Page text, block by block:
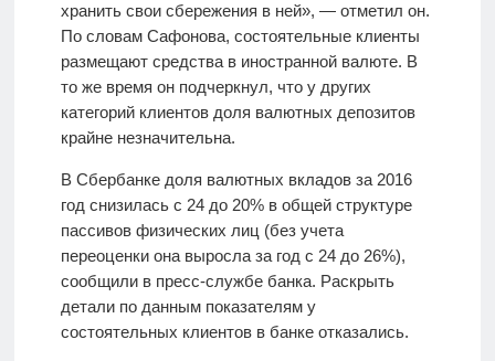
хранить свои сбережения в ней», — отметил он.
По словам Сафонова, состоятельные клиенты
размещают средства в иностранной валюте. В
то же время он подчеркнул, что у других
категорий клиентов доля валютных депозитов
крайне незначительна.
В Сбербанке доля валютных вкладов за 2016
год снизилась с 24 до 20% в общей структуре
пассивов физических лиц (без учета
переоценки она выросла за год с 24 до 26%),
сообщили в пресс-службе банка. Раскрыть
детали по данным показателям у
состоятельных клиентов в банке отказались.